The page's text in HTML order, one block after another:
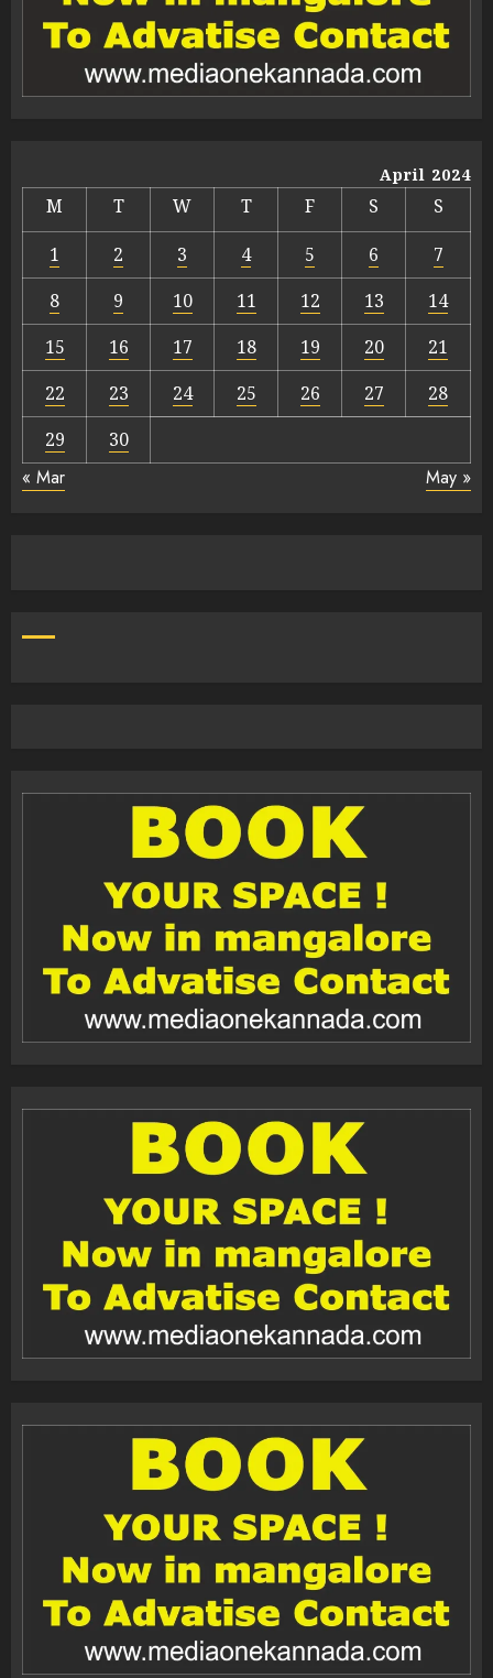
April 2024
M T W T F S
S
1
2 3 4 5 6
7
8
9 10 11 12 13
14
15
16 17 18 19 20
21
22
23 24 25 26 27
28
29
30
« Mar May »